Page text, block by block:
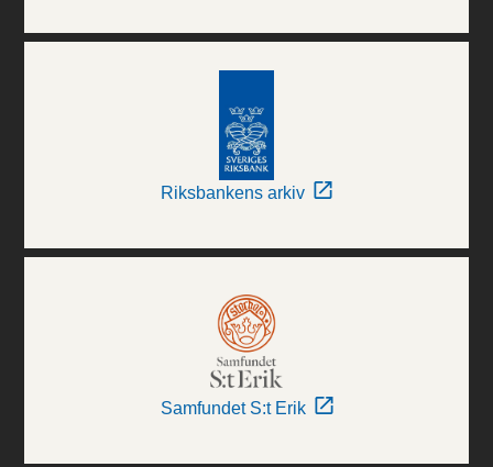
Riksbankens arkiv
Samfundet S:t Erik